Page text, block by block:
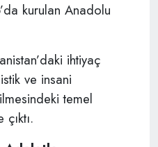
kurulan Anadolu
ihtiyaç
ve insani
temel